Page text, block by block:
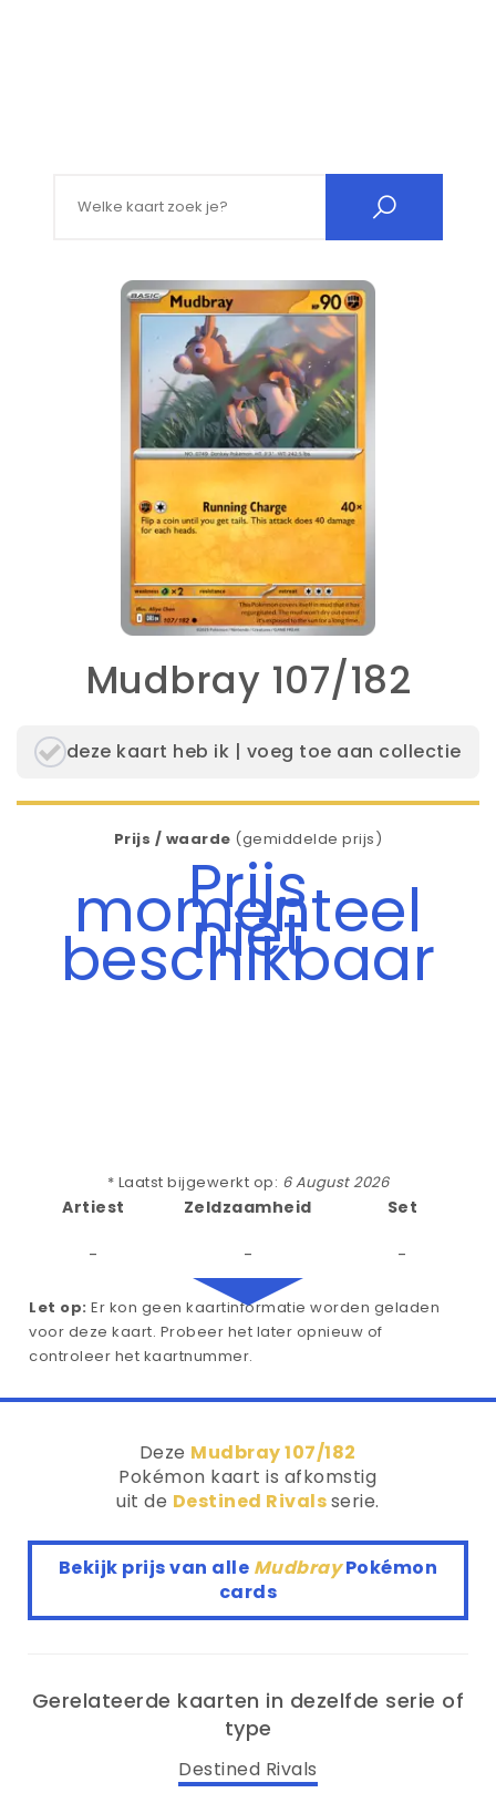
Mudbray 107/182
deze kaart heb ik | voeg toe aan collectie
Prijs / waarde (gemiddelde prijs)
Prijs
momenteel
niet
beschikbaar
* Laatst bijgewerkt op: 6 August 2026
Artiest
-
Zeldzaamheid
-
Set
-
Let op: Er kon geen kaartinformatie worden geladen
voor deze kaart. Probeer het later opnieuw of
controleer het kaartnummer.
Deze Mudbray 107/182
Pokémon kaart is afkomstig
uit de Destined Rivalsserie.
Bekijk prijs van alle MudbrayPokémon
cards
Gerelateerde kaarten in dezelfde serie of
type
Destined Rivals